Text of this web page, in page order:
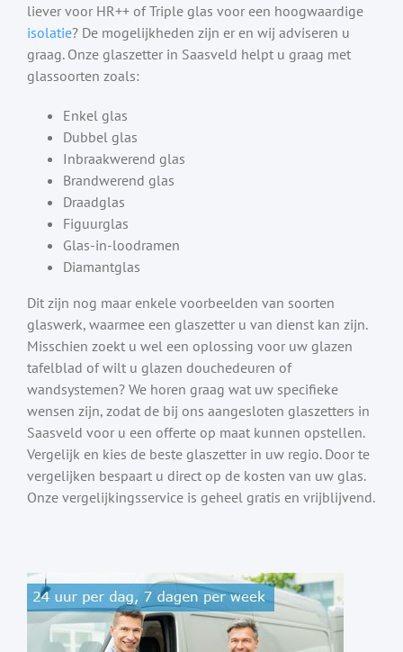
liever voor HR++ of Triple glas voor een hoogwaardige
isolatie? De mogelijkheden zijn er en wij adviseren u
graag. Onze glaszetter in Saasveld helpt u graag met
glassoorten zoals:
Enkel glas
Dubbel glas
Inbraakwerend glas
Brandwerend glas
Draadglas
Figuurglas
Glas-in-loodramen
Diamantglas
Dit zijn nog maar enkele voorbeelden van soorten
glaswerk, waarmee een glaszetter u van dienst kan zijn.
Misschien zoekt u wel een oplossing voor uw glazen
tafelblad of wilt u glazen douchedeuren of
wandsystemen? We horen graag wat uw specifieke
wensen zijn, zodat de bij ons aangesloten glaszetters in
Saasveld voor u een offerte op maat kunnen opstellen.
Vergelijk en kies de beste glaszetter in uw regio. Door te
vergelijken bespaart u direct op de kosten van uw glas.
Onze vergelijkingsservice is geheel gratis en vrijblijvend.